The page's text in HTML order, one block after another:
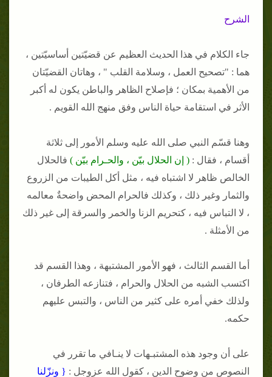
الشرح
جاء الكلام في هذا الحديث العظيم عن قضيّتين أساسيّتين ،
هما : "تصحيح العمل ، وسلامة القلب " ، وهاتان القضيّتان
من الأهمية بمكان ؛ فإصلاح الظاهر والباطن يكون له أكبر
الأثر في استقامة حياة الناس وفق منهج الله القويم .
وهنا قسّم النبي صلى الله عليه وسلم الأمور إلى ثلاثة
أقسام ، فقال : ( إن الحلال بيّن ، والحـرام بيّن ) فالحلال
الخالص ظاهر لا اشتباه فيه ، مثل أكل الطيبات من الزروع
والثمار وغير ذلك ، وكذلك فالحرام المحض واضحةٌ معالمه
، لا التباس فيه ، كتحريم الزنا والخمر والسرقة إلى غير ذلك
من الأمثلة .
أما القسم الثالث ، فهو الأمور المشتبهة ، وهذا القسم قد
اكتسب الشبه من الحلال والحرام ، فتنازعه الطرفان ،
ولذلك خفي أمره على كثير من الناس ، والتبس عليهم
حكمه.
على أن وجود هذه المشتبـهات لا ينـافي ما تقرر في
النصوص من وضوح الدين ، كقول الله عزوجل : { ونزّلنا